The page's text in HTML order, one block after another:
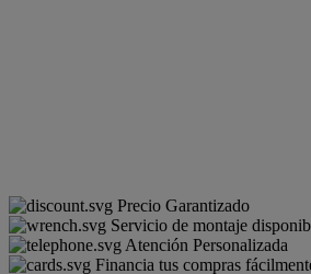
Precio Garantizado
Servicio de montaje
Atención Personalizada
Financia tus compras